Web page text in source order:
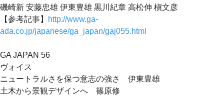
磯崎新 安藤忠雄 伊東豊雄 黒川紀章 高松伸 槇文彦
【参考記事】
http://www.ga-
ada.co.jp/japanese/ga_japan/gaj055.html
GA JAPAN 56
ヴォイス
ニュートラルさを保つ意志の強さ 伊東豊雄
土木から景観デザインへ 篠原修